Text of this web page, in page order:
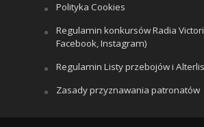
Polityka Cookies
Regulamin konkursów Radia
Facebook, Instagram)
Regulamin Listy przebojów i
Zasady przyznawania patronatów